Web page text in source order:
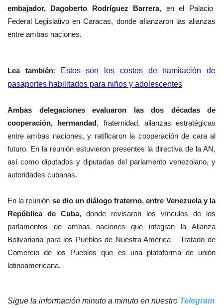
embajador, Dagoberto Rodríguez Barrera, en el Palacio
Federal Legislativo en Caracas, donde afianzaron las alianzas
entre ambas naciones.
Lea también:
Estos son los costos de tramitación de
pasaportes habilitados para niños y adolescentes
Ambas delegaciones evaluaron las dos décadas de
cooperación, hermandad, fraternidad, alianzas estratégicas
entre ambas naciones, y ratificaron la cooperación de cara al
futuro. En la reunión estuvieron presentes la directiva de la AN,
así como diputados y diputadas del parlamento venezolano, y
autoridades cubanas.
En la reunión se dio un diálogo fraterno, entre Venezuela y la
República de Cuba, donde revisaron los vínculos de los
parlamentos de ambas naciones que integran la Alianza
Bolivariana para los Pueblos de Nuestra América – Tratado de
Comercio de los Pueblos que es una plataforma de unión
latinoamericana.
Sigue la información minuto a minuto en nuestro Telegram